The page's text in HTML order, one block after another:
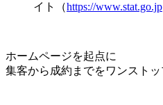
イト（https://www.stat.go.jp
ホームページを起点に
集客から成約までをワンスト